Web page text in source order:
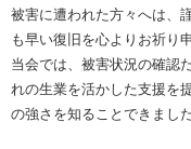
被害に遭われた方々へは、
も早い復旧を心よりお祈り
当会では、被害状況の確認
れの生業を活かした支援を
の強さを知ることできました